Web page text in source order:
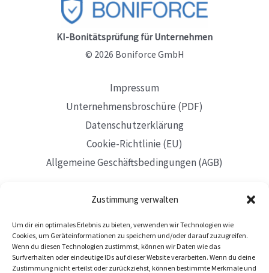
Zustimmung verwalten
Um dir ein optimales Erlebnis zu bieten, verwenden wir Technologien wie
Cookies, um Geräteinformationen zu speichern und/oder darauf zuzugreifen.
Wenn du diesen Technologien zustimmst, können wir Daten wie das
Surfverhalten oder eindeutige IDs auf dieser Website verarbeiten. Wenn du deine
Zustimmung nicht erteilst oder zurückziehst, können bestimmte Merkmale und
KI-Bonitätsprüfung für Unternehmen
© 2026 Boniforce GmbH
Impressum
Unternehmensbroschüre (PDF)
Datenschutzerklärung
Cookie-Richtlinie (EU)
Allgemeine Geschäftsbedingungen (AGB)
Mit Sitz in Düsseldorf